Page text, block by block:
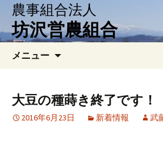
農事組合法人
坊沢営農組合
メニュー
ン
ツ
へ
大豆の種蒔き終了です！
2016年6月23日 新着情報 武